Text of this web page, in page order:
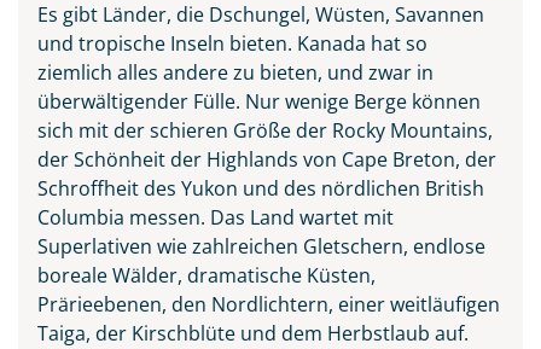
Es gibt Länder, die Dschungel, Wüsten, Savannen
und tropische Inseln bieten. Kanada hat so
ziemlich alles andere zu bieten, und zwar in
überwältigender Fülle. Nur wenige Berge können
sich mit der schieren Größe der Rocky Mountains,
der Schönheit der Highlands von Cape Breton, der
Schroffheit des Yukon und des nördlichen British
Columbia messen. Das Land wartet mit
Superlativen wie zahlreichen Gletschern, endlose
boreale Wälder, dramatische Küsten,
Prärieebenen, den Nordlichtern, einer weitläufigen
Taiga, der Kirschblüte und dem Herbstlaub auf.